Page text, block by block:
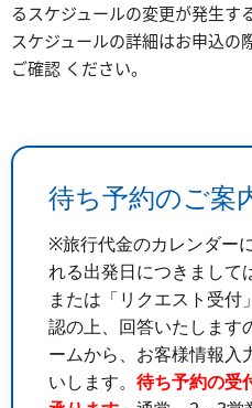
るスケジュールの変更が発⽣す
スケジュールの詳細はお申込の
ご確認 ください。
待ち予約のご案
※旅行代金のカレンダー
れる出発日につきまして
または「リクエスト受付
認の上、回答いたします
ームから、お客様情報入
いします。 待ち予約の受